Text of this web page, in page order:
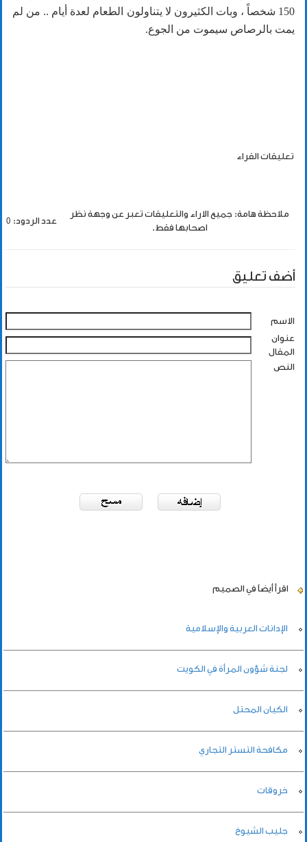
150 شخصاً ، وبات الكثيرون لا يتناولون الطعام لعدة أيام .. من لم
يمت بالرصاص سيموت من الجوع.
تعليقات القراء
ملاحظة هامة: جميع الاراء والتعليقات تعبر عن وجهة نظر
اصحابها فقط.
عدد الردود: 0
أضف تعليق
الاسم
عنوان
المقال
النص
اقرأ أيضاً في الصميم
الإدانات العربية والإسلامية
لجنة شؤون المرأة في الكويت
الكيان المحتل
مكافحة التستر التجاري
خروقات
جليب الشيوخ